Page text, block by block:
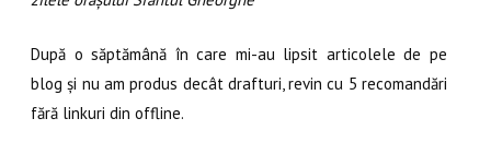
După o săptămână în care mi-au lipsit articolele de pe
blog și nu am produs decât drafturi, revin cu 5 recomandări
fără linkuri din offline.